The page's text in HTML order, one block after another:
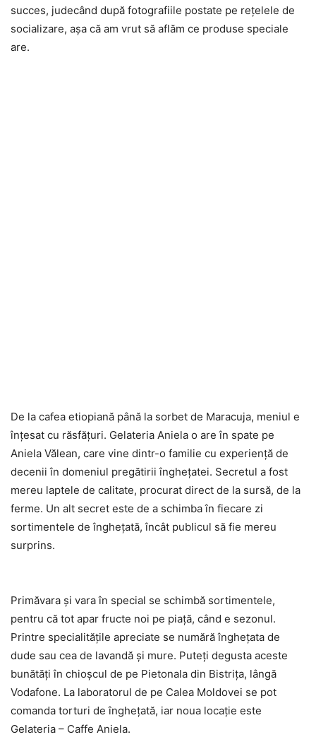
succes, judecând după fotografiile postate pe reţelele de
socializare, aşa că am vrut să aflăm ce produse speciale
are.
De la cafea etiopiană până la sorbet de Maracuja, meniul e
înţesat cu răsfăţuri. Gelateria Aniela o are în spate pe
Aniela Vălean, care vine dintr-o familie cu experienţă de
decenii în domeniul pregătirii îngheţatei. Secretul a fost
mereu laptele de calitate, procurat direct de la sursă, de la
ferme. Un alt secret este de a schimba în fiecare zi
sortimentele de îngheţată, încât publicul să fie mereu
surprins.
Primăvara şi vara în special se schimbă sortimentele,
pentru că tot apar fructe noi pe piaţă, când e sezonul.
Printre specialităţile apreciate se numără îngheţata de
dude sau cea de lavandă şi mure. Puteţi degusta aceste
bunătăţi în chioşcul de pe Pietonala din Bistriţa, lângă
Vodafone. La laboratorul de pe Calea Moldovei se pot
comanda torturi de îngheţată, iar noua locaţie este
Gelateria – Caffe Aniela.